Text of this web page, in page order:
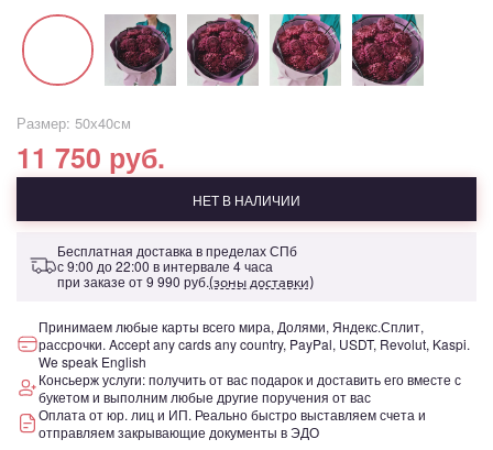
Размер: 50х40см
11 750 руб.
НЕТ В НАЛИЧИИ
Бесплатная доставка в пределах СПб
с 9:00 до 22:00 в интервале 4 часа
при заказе от9 990 руб.(зоны доставки)
Принимаем любые карты всего мира, Долями, Яндекс.Сплит,
рассрочки. Accept any cards any country, PayPal, USDT, Revolut, Kaspi.
We speak English
Консьерж услуги: получить от вас подарок и доставить его вместе с
букетом и выполним любые другие поручения от вас
Оплата от юр. лиц и ИП. Реально быстро выставляем счета и
отправляем закрывающие документы в ЭДО